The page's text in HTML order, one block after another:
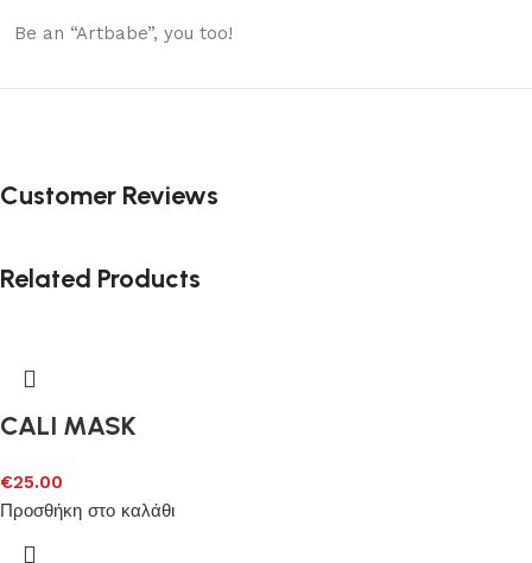
Be an “Artbabe”, you too!
Customer Reviews
Related Products
CALI MASK
€25.00
Προσθήκη στο καλάθι